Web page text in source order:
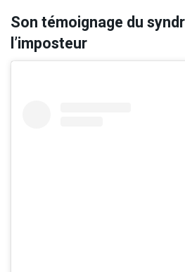
Son témoignage du
l’imposteur